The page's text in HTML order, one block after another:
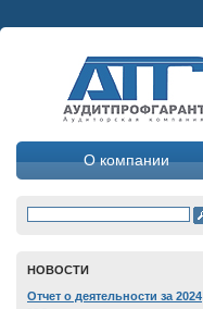
О компании
HОВОСТИ
Отчет о дeятельнoсти зa 2024